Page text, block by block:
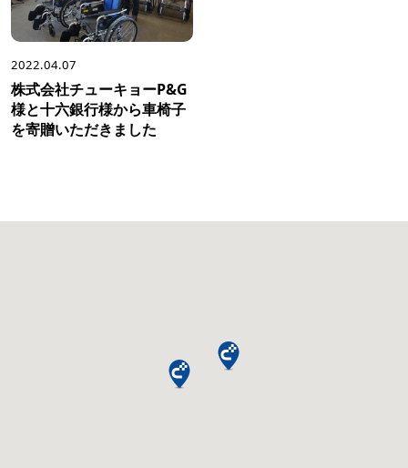
2022.04.07
株式会社チューキョーP&G
様と十六銀行様から車椅子
を寄贈いただきました